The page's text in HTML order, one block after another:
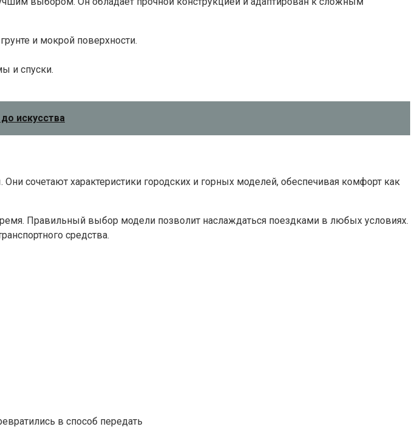
и мокрой поверхности.
и спуски.
искусства
сочетают характеристики городских и горных моделей, обеспечивая комфорт как
Правильный выбор модели позволит наслаждаться поездками в любых условиях.
средства.
в способ передать